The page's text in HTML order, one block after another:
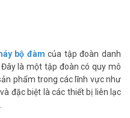
mm
bộ đàm của tập đoàn danh
. Đây là một tập đoàn có quy mô
phẩm trong các lĩnh vực như
đặc biệt là các thiết bị liên lạc